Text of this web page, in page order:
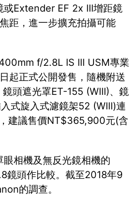
或Extender EF 2x III增距鏡
距，進一步擴充拍攝可能
f/2.8L IS III USM專業
起正式公開發售，隨機附送
頭遮光罩ET-155 (WIII)、鏡
式旋入式濾鏡架52 (WIII)連
建議售價NT$365,900元(含
眼相機及無反光鏡相機的
鏡頭作比較。截至2018年9
的調查。